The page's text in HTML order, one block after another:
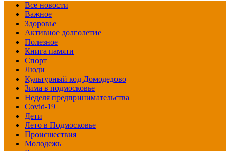
Все новости
Важное
Здоровье
Активное долголетие
Полезное
Книга памяти
Спорт
Люди
Культурный код Домодедово
Зима в подмосковье
Неделя предпринимательства
Covid-19
Дети
Лето в Подмосковье
Происшествия
Молодежь